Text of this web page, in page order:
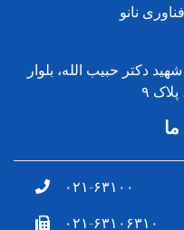
نانو
دکتر حبیب الله، بلوار
۹
۰۲۱-۶۳۱۰۰
۰۲۱-۶۳۱۰۶۳۱۰